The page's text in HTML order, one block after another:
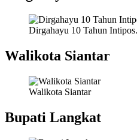
Dirgahayu 10 Tahun
Walikota Siantar
Walikota Siantar
Bupati Langkat